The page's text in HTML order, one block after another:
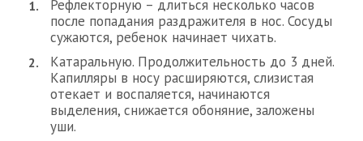
Рефлекторную – длиться несколько часов
после попадания раздражителя в нос. Сосуды
сужаются, ребенок начинает чихать.
Катаральную. Продолжительность до 3 дней.
Капилляры в носу расширяются, слизистая
отекает и воспаляется, начинаются
выделения, снижается обоняние, заложены
уши.